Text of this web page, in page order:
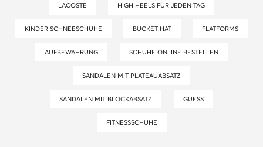
LACOSTE HIGH HEELS FÜR JEDEN TAG
KINDER SCHNEESCHUHE BUCKET HAT FLATFORMS
AUFBEWAHRUNG SCHUHE ONLINE BESTELLEN
SANDALEN MIT PLATEAUABSATZ
SANDALEN MIT BLOCKABSATZ GUESS
FITNESSSCHUHE